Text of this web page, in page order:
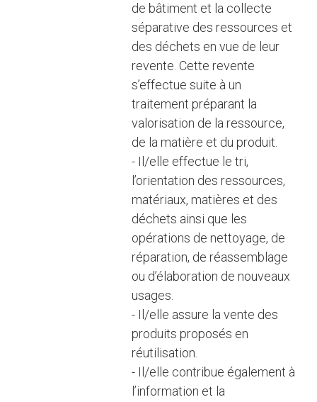
de bâtiment et la collecte
séparative des ressources et
des déchets en vue de leur
revente. Cette revente
s’effectue suite à un
traitement préparant la
valorisation de la ressource,
de la matière et du produit.
- Il/elle effectue le tri,
l’orientation des ressources,
matériaux, matières et des
déchets ainsi que les
opérations de nettoyage, de
réparation, de réassemblage
ou d’élaboration de nouveaux
usages.
- Il/elle assure la vente des
produits proposés en
réutilisation.
- Il/elle contribue également à
l’information et la